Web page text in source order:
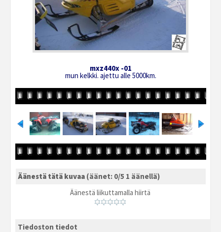
mxz440x -01
mun kelkki. ajettu alle 5000km.
Äänestä tätä kuvaa (äänet: 0/5 1 äänellä)
Äänestä liikuttamalla hiirtä
Tiedoston tiedot